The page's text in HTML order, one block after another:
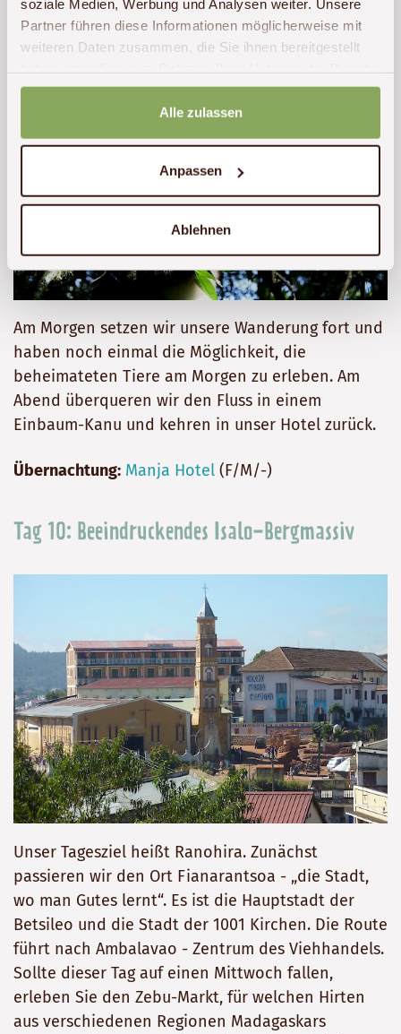
soziale Medien, Werbung und Analysen weiter. Unsere
Partner führen diese Informationen möglicherweise mit
weiteren Daten zusammen, die Sie ihnen bereitgestellt
gesammelt haben.
Alle zulassen
Anpassen
Ablehnen
Bergnebelregenwald
Am Morgen setzen wir unsere Wanderung fort und
haben noch einmal die Möglichkeit, die
beheimateten Tiere am Morgen zu erleben. Am
Abend überqueren wir den Fluss in einem
Einbaum-Kanu und kehren in unser Hotel zurück.
Übernachtung: Manja Hotel(F/M/-)
Tag 10: Beeindruckendes Isalo-Bergmassiv
Unser Tagesziel heißt Ranohira. Zunächst
passieren wir den Ort Fianarantsoa - „die Stadt,
wo man Gutes lernt“. Es ist die Hauptstadt der
Betsileo und die Stadt der 1001 Kirchen. Die Route
führt nach Ambalavao - Zentrum des Viehhandels.
Sollte dieser Tag auf einen Mittwoch fallen,
erleben Sie den Zebu-Markt, für welchen Hirten
aus verschiedenen Regionen Madagaskars